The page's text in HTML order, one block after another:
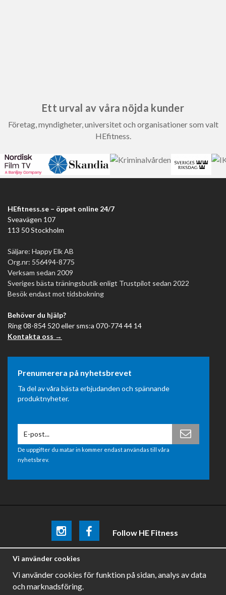
Ett urval av våra nöjda kunder
Företag, myndigheter, universitet och organisationer som valt
HEfitness.
HEfitness.se – öppet online 24/7
Sveavägen 107
113 50 Stockholm
Säljare: Happy Elk AB
Org.nr: 556494-8775
Verksam sedan 2009
Sveriges bästa träningsbutik enligt Trustpilot sedan 2022
Besök endast mot tidsbokning
Behöver du hjälp?
Ring 08-854 520 eller sms:a 070-774 44 14
Kontakta oss →
Prenumerera på nyhetsbrevet
Ta del av våra bästa erbjudanden och spännande
produktnyheter.
De uppgifter du matar in kommer endast användas till våra
nyhetsbrev.
Follow HE Fitness
Be the firstto know aboutpromotions, news and training
Vi använder cookies
Vi använder cookies för funktion på sidan, analys av data
och marknadsföring.